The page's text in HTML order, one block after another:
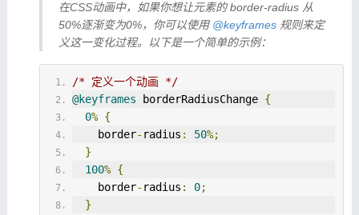
在CSS动画中，如果你想让元素的 border-radius 从
50%逐渐变为0%，你可以使用 @keyframes规则来定
义这一变化过程。以下是一个简单的示例：
/* 定义一个动画 */
@keyframes borderRadiusChange {
0% {
    border
- radius : 50%;
}
100% {
    border
- radius : 0;
}